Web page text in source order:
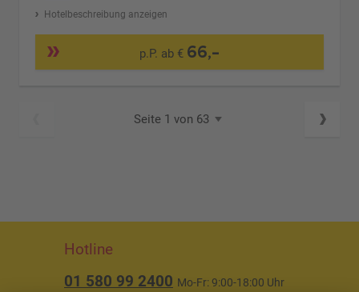
Hotelbeschreibung anzeigen
p.P. ab € 66,-
Seite 1 von 63
Hotline
01 580 99 2400 Mo-Fr: 9:00-18:00 Uhr